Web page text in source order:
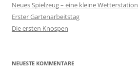
Neues Spielzeug – eine kleine Wetterstation
Erster Gartenarbeitstag
Die ersten Knospen
NEUESTE KOMMENTARE